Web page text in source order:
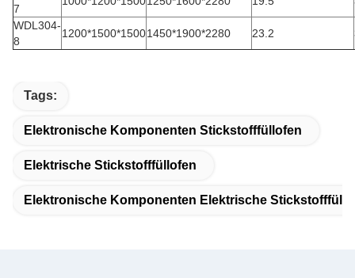
7
WDL304-
8
1200*1500*15001450*1900*2280 23.2
Tags:
Elektronische Komponenten Stickstofffüllofen
Elektrische Stickstofffüllofen
Elektronische Komponenten Elektrische